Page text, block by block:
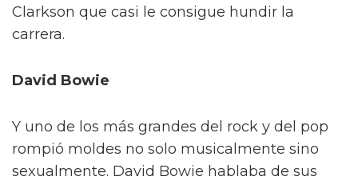
Clarkson que casi le consigue hundir la
carrera.
David Bowie
Y uno de los más grandes del rock y del pop
rompió moldes no solo musicalmente sino
sexualmente. David Bowie hablaba de sus